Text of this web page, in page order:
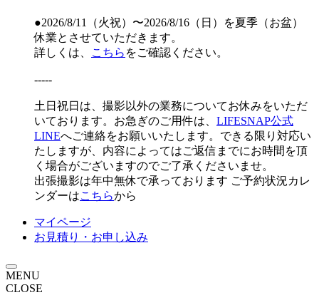
●2026/8/11（火祝）〜2026/8/16（日）を夏季（お盆）
休業とさせていただきます。
詳しくは、
こちら をご確認ください。
-----
土日祝日は、撮影以外の業務についてお休みをいただ
いております。お急ぎのご用件は、 LIFESNAP公式
LINEへご連絡をお願いいたします。できる限り対応い
たしますが、内容によってはご返信までにお時間を頂
く場合がございますのでご了承くださいませ。
出張撮影は年中無休で承っております ご予約状況カレ
ンダーはこちらから
マイページ
お見積り・お申し込み
MENU
CLOSE